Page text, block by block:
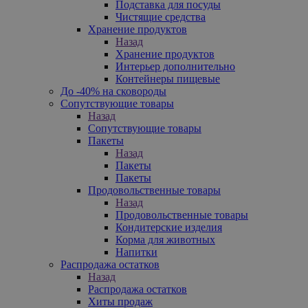
Подставка для посуды
Чистящие средства
Хранение продуктов
Назад
Хранение продуктов
Интерьер дополнительно
Контейнеры пищевые
До -40% на сковороды
Сопутствующие товары
Назад
Сопутствующие товары
Пакеты
Назад
Пакеты
Пакеты
Продовольственные товары
Назад
Продовольственные товары
Кондитерские изделия
Корма для животных
Напитки
Распродажа остатков
Назад
Распродажа остатков
Хиты продаж